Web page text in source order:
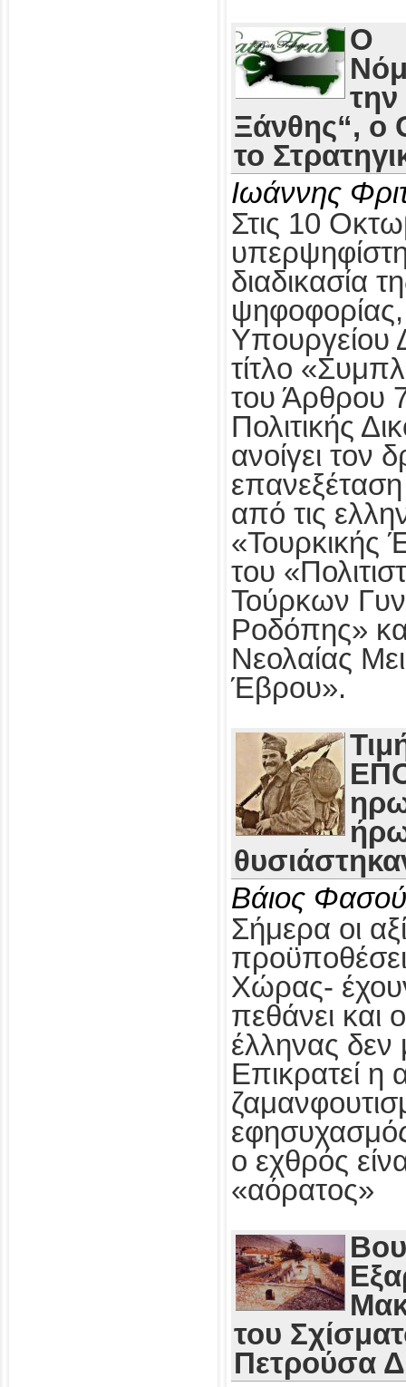
Ο
Ξάνθης“, ο
το
Ιωάννης
Στις 10
διαδικασία
Υπουργείου
τίτλο
του Άρθρου
Πολιτικής
ανοίγει τον
από τις
«Τουρκικής
του
Τούρκων
Ροδόπης»
Νεολαίας
Έβρου».
Βάιος
Σήμερα οι
Χώρας-
πεθάνει και
έλληνας δεν
Επικρατεί η
ο εχθρός
«αόρατος»
του
Πετρούσα